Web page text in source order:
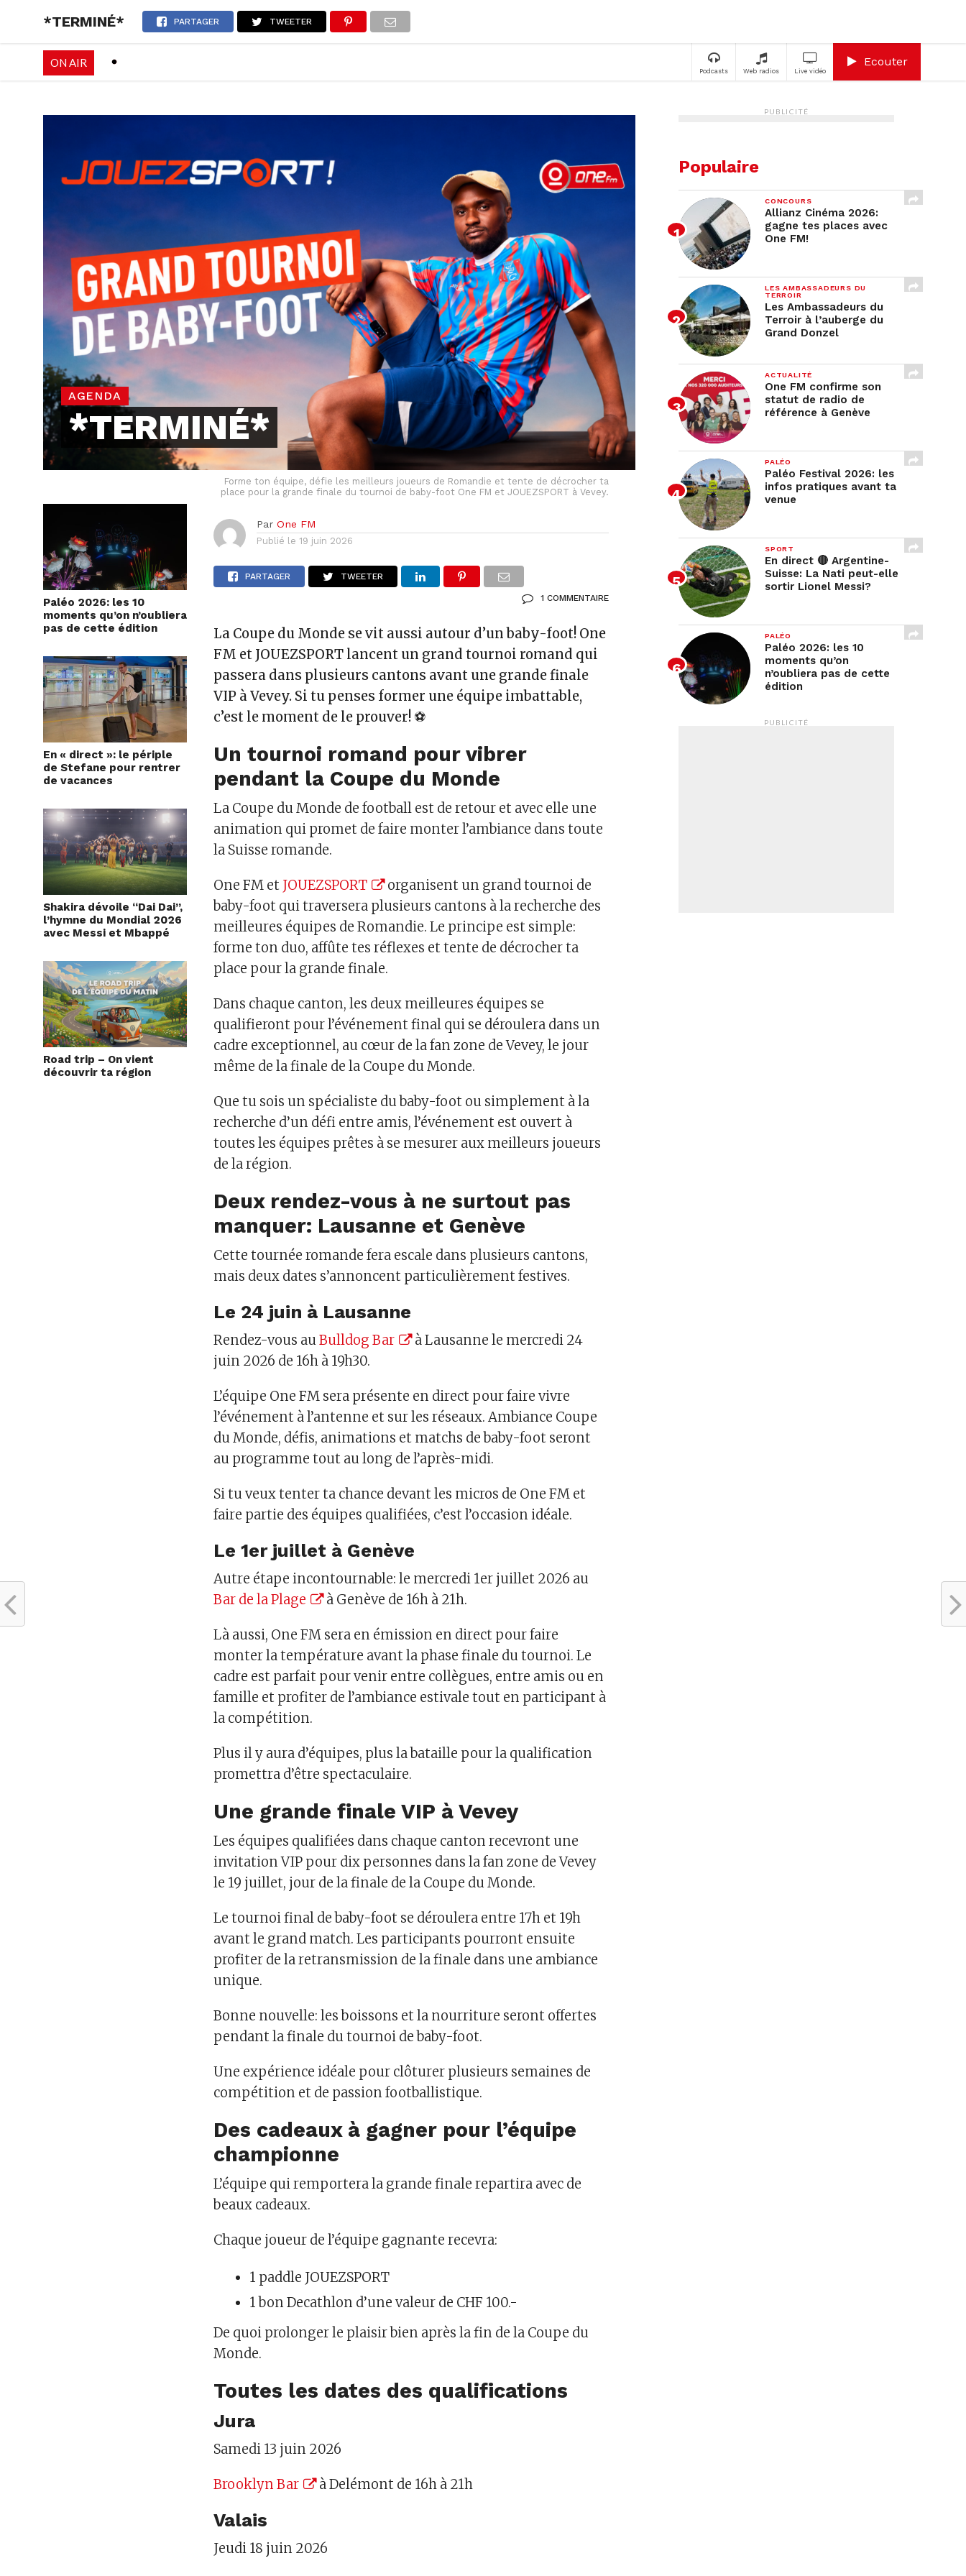
RADIO EMISSIONS LIFESTYLE
*TERMINÉ* PARTAGER TWEETER
Podcasts Web radios Live vidéo
Ecouter
ON AIR
AGENDA
*TERMINÉ*
Paléo 2026: les 10
moments qu’on n’oubliera
pas de cette édition
En « direct »: le périple
de Stefane pour rentrer
de vacances
Shakira dévoile “Dai Dai”,
l’hymne du Mondial 2026
avec Messi et Mbappé
Road trip – On vient
découvrir ta région
Forme ton équipe, défie les meilleurs joueurs de Romandie et tente de décrocher ta
place pour la grande finale du tournoi de baby-foot One FM et JOUEZSPORT à Vevey.
Par One FM
Publié le 19 juin 2026
PARTAGER TWEETER
1 COMMENTAIRE
La Coupe du Monde se vit aussi autour d’un baby-foot! One
FM et JOUEZSPORT lancent un grand tournoi romand qui
passera dans plusieurs cantons avant une grande finale
VIP à Vevey. Si tu penses former une équipe imbattable,
c’est le moment de le prouver! ⚽
Un tournoi romand pour vibrer
pendant la Coupe du Monde
La Coupe du Monde de football est de retour et avec elle une
animation qui promet de faire monter l’ambiance dans toute
la Suisse romande.
One FM et JOUEZSPORT
organisent un grand tournoi de
baby-foot qui traversera plusieurs cantons à la recherche des
meilleures équipes de Romandie. Le principe est simple:
forme ton duo, affûte tes réflexes et tente de décrocher ta
place pour la grande finale.
Dans chaque canton, les deux meilleures équipes se
qualifieront pour l’événement final qui se déroulera dans un
cadre exceptionnel, au cœur de la fan zone de Vevey, le jour
même de la finale de la Coupe du Monde.
Que tu sois un spécialiste du baby-foot ou simplement à la
recherche d’un défi entre amis, l’événement est ouvert à
toutes les équipes prêtes à se mesurer aux meilleurs joueurs
de la région.
Deux rendez-vous à ne surtout pas
manquer: Lausanne et Genève
Cette tournée romande fera escale dans plusieurs cantons,
mais deux dates s’annoncent particulièrement festives.
Le 24 juin à Lausanne
Rendez-vous auBulldog Bar
à Lausanne le mercredi 24
juin 2026 de 16h à 19h30.
L’équipe One FM sera présente en direct pour faire vivre
l’événement à l’antenne et sur les réseaux. Ambiance Coupe
du Monde, défis, animations et matchs de baby-foot seront
au programme tout au long de l’après-midi.
Si tu veux tenter ta chance devant les micros de One FM et
faire partie des équipes qualifiées, c’est l’occasion idéale.
Le 1er juillet à Genève
Autre étape incontournable: le mercredi 1er juillet 2026 au
Bar de la Plage
à Genève de 16h à 21h.
Là aussi, One FM sera en émission en direct pour faire
monter la température avant la phase finale du tournoi. Le
cadre est parfait pour venir entre collègues, entre amis ou en
famille et profiter de l’ambiance estivale tout en participant à
la compétition.
Plus il y aura d’équipes, plus la bataille pour la qualification
promettra d’être spectaculaire.
Une grande finale VIP à Vevey
Les équipes qualifiées dans chaque canton recevront une
invitation VIP pour dix personnes dans la fan zone de Vevey
le 19 juillet, jour de la finale de la Coupe du Monde.
Le tournoi final de baby-foot se déroulera entre 17h et 19h
avant le grand match. Les participants pourront ensuite
profiter de la retransmission de la finale dans une ambiance
unique.
Bonne nouvelle: les boissons et la nourriture seront offertes
pendant la finale du tournoi de baby-foot.
Une expérience idéale pour clôturer plusieurs semaines de
compétition et de passion footballistique.
Des cadeaux à gagner pour l’équipe
championne
L’équipe qui remportera la grande finale repartira avec de
beaux cadeaux.
Chaque joueur de l’équipe gagnante recevra:
1 paddle JOUEZSPORT
1 bon Decathlon d’une valeur de CHF 100.-
De quoi prolonger le plaisir bien après la fin de la Coupe du
Monde.
Toutes les dates des qualifications
Jura
Samedi 13 juin 2026
Brooklyn Bar à Delémont de 16h à 21h
Valais
Jeudi 18 juin 2026
PUBLICITÉ
Populaire
CONCOURS
Allianz Cinéma 2026:
gagne tes places avec
One FM!
LES AMBASSADEURS DU
TERROIR
Les Ambassadeurs du
Terroir à l’auberge du
Grand Donzel
ACTUALITÉ
One FM confirme son
statut de radio de
référence à Genève
PALÉO
Paléo Festival 2026: les
infos pratiques avant ta
venue
SPORT
En direct 🔴 Argentine-
Suisse: La Nati peut-elle
sortir Lionel Messi?
PALÉO
Paléo 2026: les 10
moments qu’on
n’oubliera pas de cette
édition
PUBLICITÉ